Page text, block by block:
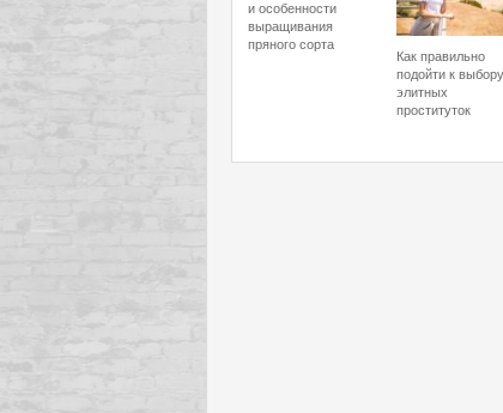
и особенности
выращивания
пряного сорта
Как правильно
подойти к выбору
элитных
проституток